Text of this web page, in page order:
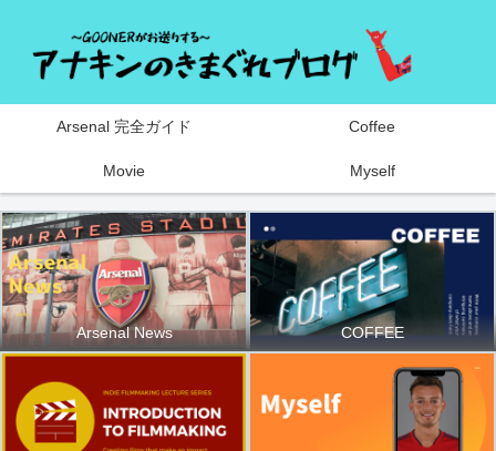
Arsenal 完全ガイド Coffee
Movie Myself
Arsenal News COFFEE